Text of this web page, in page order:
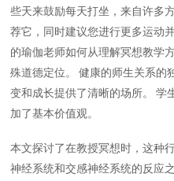
些天来鼓励每天打坐，来自许多
荐它，同时建议您进行更多运动
的瑜伽老师如何从理解冥想教学
殊道德定位。 健康的师生关系的
变和成长提供了清晰的场所。 学
加了基本价值观。
本文探讨了在教授冥想时，这种
神经系统和交感神经系统的反应